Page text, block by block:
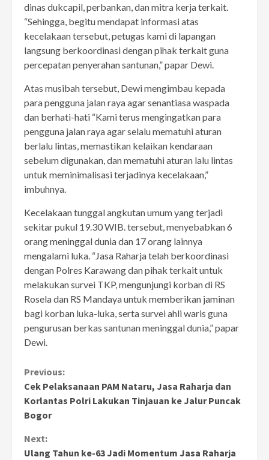
dinas dukcapil, perbankan, dan mitra kerja terkait.
“Sehingga, begitu mendapat informasi atas
kecelakaan tersebut, petugas kami di lapangan
langsung berkoordinasi dengan pihak terkait guna
percepatan penyerahan santunan,” papar Dewi.
Atas musibah tersebut, Dewi mengimbau kepada
para pengguna jalan raya agar senantiasa waspada
dan berhati-hati “Kami terus mengingatkan para
pengguna jalan raya agar selalu mematuhi aturan
berlalu lintas, memastikan kelaikan kendaraan
sebelum digunakan, dan mematuhi aturan lalu lintas
untuk meminimalisasi terjadinya kecelakaan,”
imbuhnya.
Kecelakaan tunggal angkutan umum yang terjadi
sekitar pukul 19.30 WIB. tersebut, menyebabkan 6
orang meninggal dunia dan 17 orang lainnya
mengalami luka. “Jasa Raharja telah berkoordinasi
dengan Polres Karawang dan pihak terkait untuk
melakukan survei TKP, mengunjungi korban di RS
Rosela dan RS Mandaya untuk memberikan jaminan
bagi korban luka-luka, serta survei ahli waris guna
pengurusan berkas santunan meninggal dunia,” papar
Dewi.
Continue
Reading
Previous:
Cek Pelaksanaan PAM Nataru, Jasa Raharja dan
Korlantas Polri Lakukan Tinjauan ke Jalur Puncak
Bogor
Next:
Ulang Tahun ke-63 Jadi Momentum Jasa Raharja